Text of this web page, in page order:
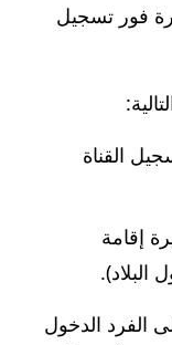
فور تسجيل
القناة
إقامة
الفرد الدخول